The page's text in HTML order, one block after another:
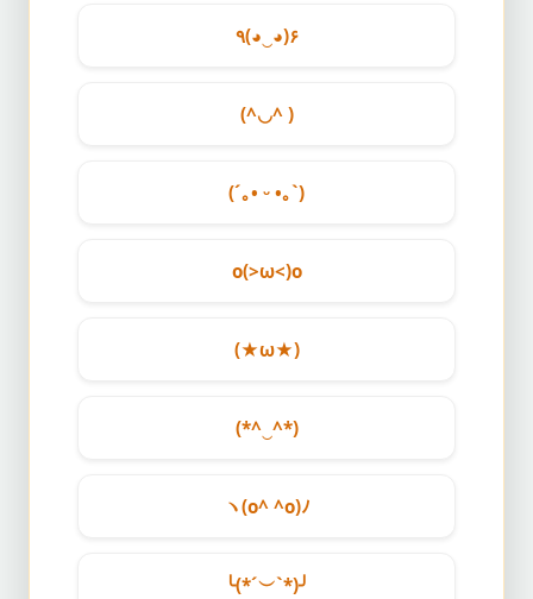
٩(◕‿◕)۶
(^◡^ )
(´｡• ᵕ •｡`)
o(>ω<)o
(★ω★)
(*^‿^*)
ヽ(o^ ^o)ﾉ
╰(*´︶`*)╯